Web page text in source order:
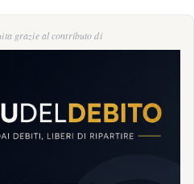
grazie al contributo di